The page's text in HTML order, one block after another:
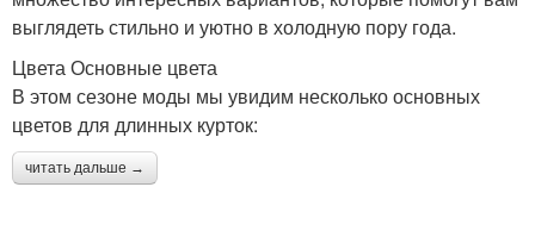
выглядеть стильно и уютно в холодную пору года.
Цвета Основные цвета
В этом сезоне моды мы увидим несколько основных
цветов для длинных курток:
читать дальше →